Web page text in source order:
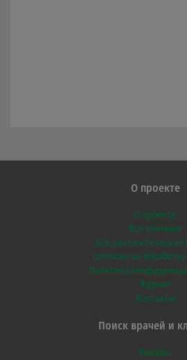
О проекте
О проекте
Все клиники
Все диагностические
Согласие на
Политика
Журнал
Контакты
Поиск врачей и
Москвы